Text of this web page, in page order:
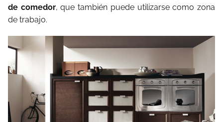
de comedor, que también puede utilizarse como zona
de trabajo.